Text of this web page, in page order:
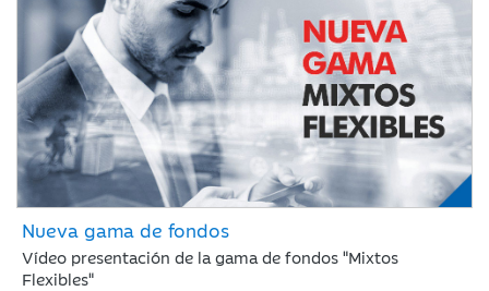
Nueva gama de fondos
Vídeo presentación de la gama de fondos "Mixtos
Flexibles"